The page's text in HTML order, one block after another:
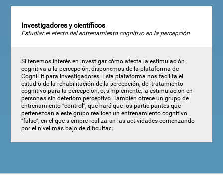
Investigadores y científicos
Estudiar el efecto del entrenamiento cognitivo en la percepción
Si tenemos interés en investigar cómo afecta la estimulación
cognitiva a la percepción, disponemos de la plataforma de
CogniFit para investigadores. Esta plataforma nos facilita el
estudio de la rehabilitación de la percepción, del tratamiento
cognitivo para la percepción, o, simplemente, la estimulación en
personas sin deterioro perceptivo. También ofrece un grupo de
entrenamiento “control”, que hará que los participantes que
pertenezcan a este grupo realicen un entrenamiento cognitivo
“falso”, en el que siempre realizarán las actividades comenzando
por el nivel más bajo de dificultad.